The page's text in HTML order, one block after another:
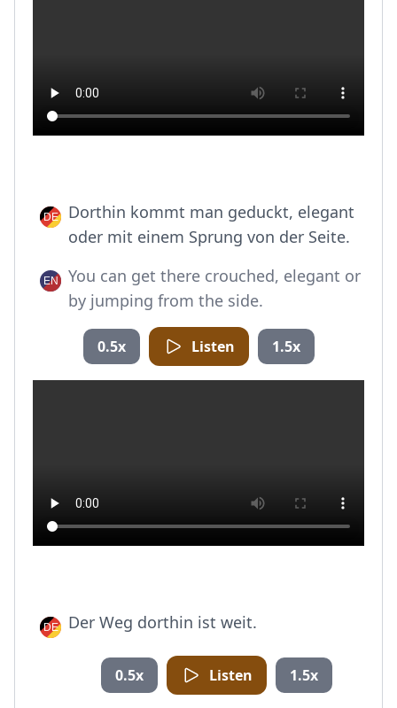
Dorthin kommt man geduckt, elegant
oder mit einem Sprung von der Seite.
You can get there crouched, elegant or
by jumping from the side.
0.5x Listen 1.5x
Der Weg dorthin ist weit.
0.5x Listen 1.5x